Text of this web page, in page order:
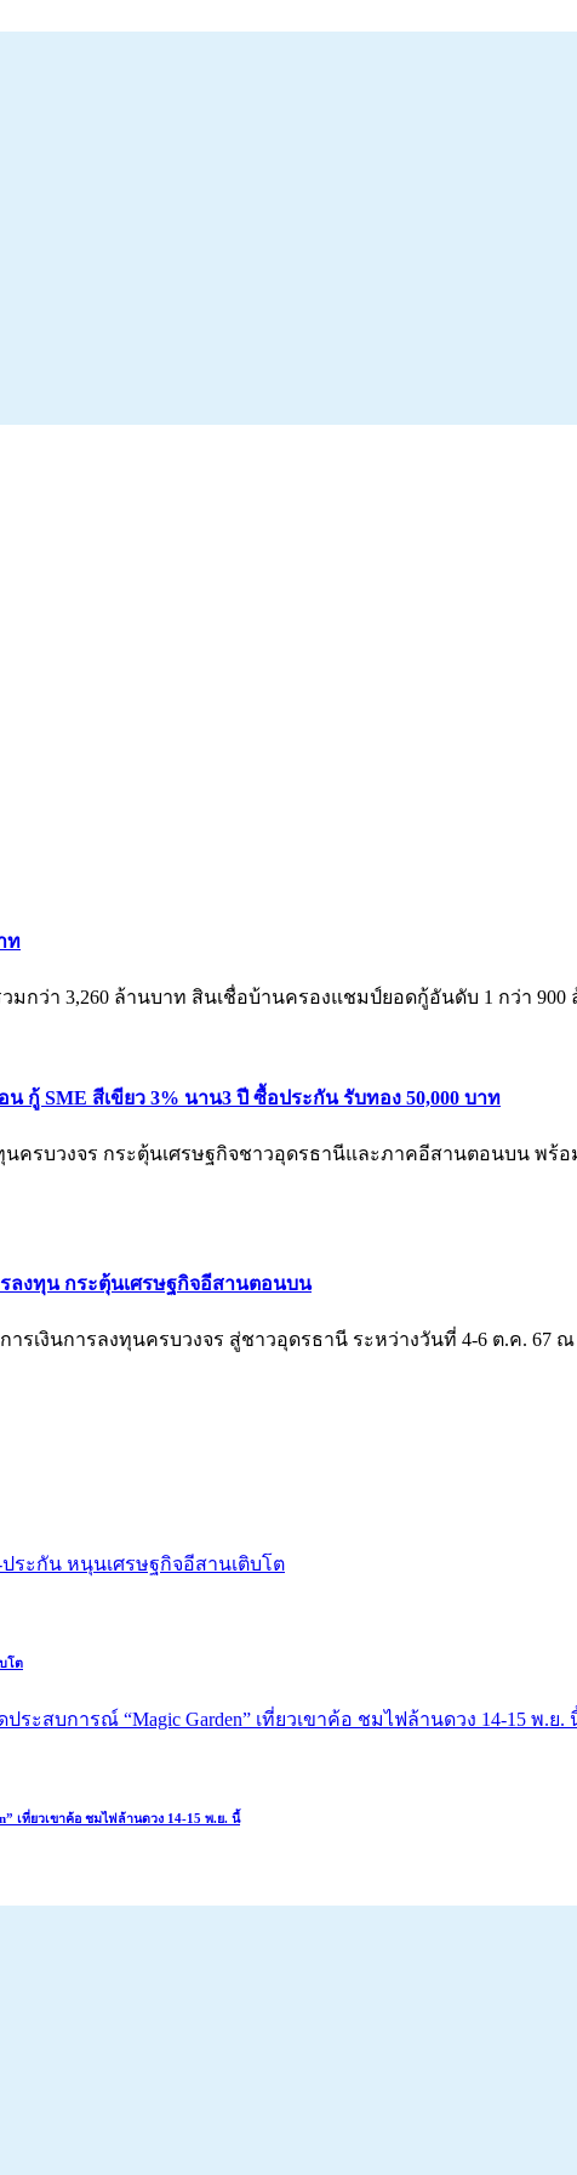
ท
กว่า 3,260 ล้านบาท สินเชื่อบ้านครองแชมป์ยอดกู้อันดับ 1 กว่า 900
กู้ SME สีเขียว 3% นาน3 ปี ซื้อประกัน รับทอง 50,000 บาท
นครบวงจร กระตุ้นเศรษฐกิจชาวอุดรธานีและภาคอีสานตอนบน พร้
รลงทุน กระตุ้นเศรษฐกิจอีสานตอนบน
รเงินการลงทุนครบวงจร สู่ชาวอุดรธานี ระหว่างวันที่ 4-6 ต.ค. 67
โต
เที่ยวเขาค้อ ชมไฟล้านดวง 14-15 พ.ย. นี้